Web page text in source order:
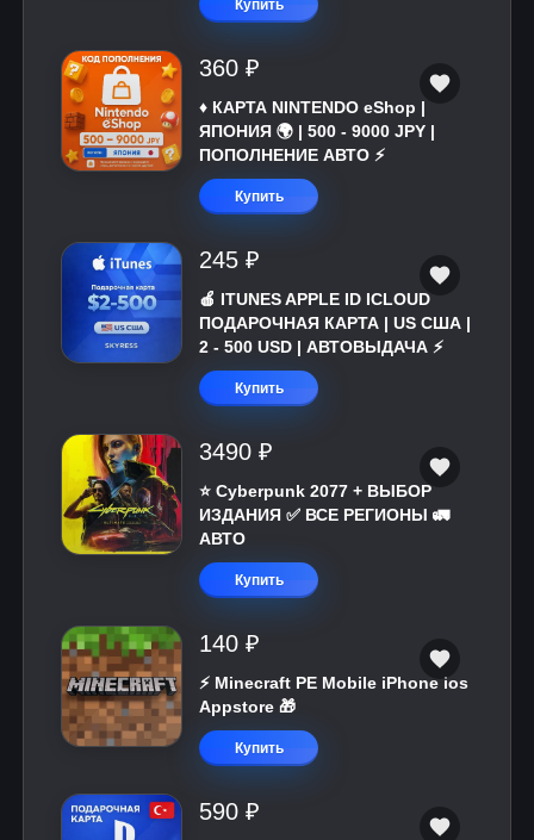
Купить
360 ₽
♦️ КАРТА NINTENDO eShop |
ЯПОНИЯ 🌍 | 500 - 9000 JPY |
ПОПОЛНЕНИЕ АВТО ⚡
Купить
245 ₽
🍎 ITUNES APPLE ID ICLOUD
ПОДАРОЧНАЯ КАРТА | US США |
2 - 500 USD | АВТОВЫДАЧА ⚡️
Купить
3490 ₽
⭐ Cyberpunk 2077 + ВЫБОР
ИЗДАНИЯ ✅ ВСЕ РЕГИОНЫ 🚛
АВТО
Купить
140 ₽
⚡️ Minecraft PE Mobile iPhone ios
Appstore 🎁
Купить
590 ₽